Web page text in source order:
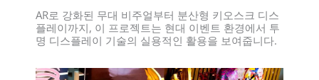
AR로 강화된 무대 비주얼부터 분산형 키오스크 디스
플레이까지, 이 프로젝트는 현대 이벤트 환경에서 투
명 디스플레이 기술의 실용적인 활용을 보여줍니다.